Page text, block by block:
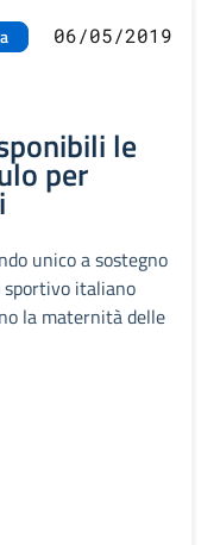
06/05/2019
le
per
unico a sostegno
italiano
la maternità delle